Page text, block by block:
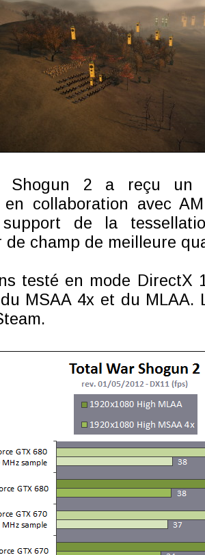
Shogun 2 a reçu un
en collaboration avec
de la
de champ de meilleure
testé en mode DirectX
MSAA 4x et du MLAA.